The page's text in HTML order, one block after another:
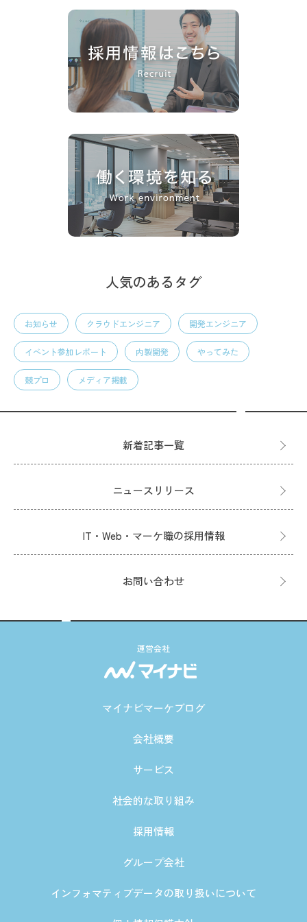
人気のあるタグ
お知らせ クラウドエンジニア 開発エンジニア
イベント参加レポート 内製開発 やってみた
競プロ メディア掲載
新着記事一覧
ニュースリリース
IT・Web・マーケ職の採用情報
お問い合わせ
運営会社
マイナビマーケブログ
会社概要
サービス
社会的な取り組み
採用情報
グループ会社
インフォマティブデータの取り扱いについて